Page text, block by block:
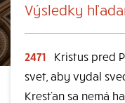
Výsledky
2471
Kristus pred
svet, aby vydal
Kresťan sa nemá